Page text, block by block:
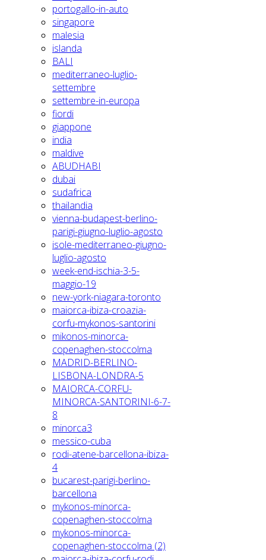
portogallo-in-auto
singapore
malesia
islanda
BALI
mediterraneo-luglio-
settembre
settembre-in-europa
fiordi
giappone
india
maldive
ABUDHABI
dubai
sudafrica
thailandia
vienna-budapest-berlino-
parigi-giugno-luglio-agosto
isole-mediterraneo-giugno-
luglio-agosto
week-end-ischia-3-5-
maggio-19
new-york-niagara-toronto
maiorca-ibiza-croazia-
corfu-mykonos-santorini
mikonos-minorca-
copenaghen-stoccolma
MADRID-BERLINO-
LISBONA-LONDRA-5
MAIORCA-CORFU-
MINORCA-SANTORINI-6-7-
8
minorca3
messico-cuba
rodi-atene-barcellona-ibiza-
4
bucarest-parigi-berlino-
barcellona
mykonos-minorca-
copenaghen-stoccolma
mykonos-minorca-
copenaghen-stoccolma (2)